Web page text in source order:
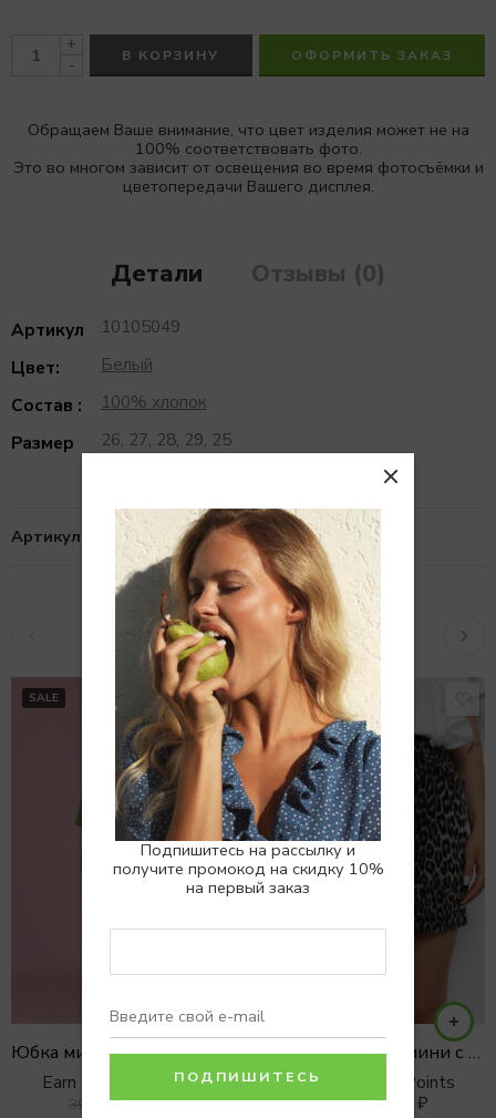
Подпишитесь на рассылку и
получите промокод на скидку 10%
на первый заказ
+
-
В КОРЗИНУ ОФОРМИТЬ ЗАКАЗ
Обращаем Ваше внимание, что цвет изделия может не на
100% соответствовать фото.
Это во многом зависит от освещения во время фотосъёмки и
цветопередачи Вашего дисплея.
Детали Отзывы (0)
Артикул
10105049
Цвет:
Белый
Состав :
100% хлопок
Размер
26, 27, 28, 29, 25
Артикул: 10105049
Похожие товары
SALE
Юбка мини из премиального хлопка
Earn 0 Reward Points
3900 ₽ 2900₽
SALE
Джинсовая юбка мини с анималистическим принтом
Earn 0 Reward Points
4990₽ 3990 ₽